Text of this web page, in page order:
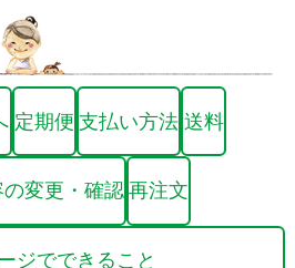
定期便 支払い方法 送料
変更・確認 再注文
ジでできること